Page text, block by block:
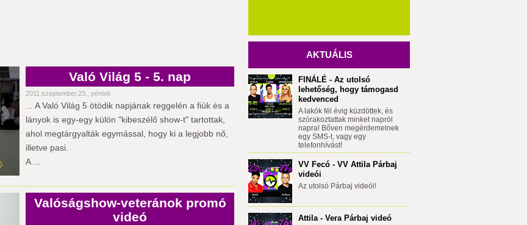
Való Világ 5 - 5. nap
2011.szeptember.23., péntek
... A Való Világ 5 ötödik napjának reggelén a fiúk és a
lányok is egy-egy külön "kibeszélő show-t" tartottak,
ahol megtárgyalták egymással, hogy ki a legjobb nő,
illetve pasi.
A ...
Valóságshow-veteránok promó
videó
AKTUÁLIS
FINÁLÉ - Az utolsó
lehetőség, hogy támogasd
kedvenced
A lakók fél évig küzdöttek, és
szórakoztattak minket napról
napra! Bőven megérdemelnek
egy SMS-t, vagy egy
telefonhívást!
VV Fecó - VV Attila Párbaj
videói
Az utolsó Párbaj videói!
Attila - Vera Párbaj videó